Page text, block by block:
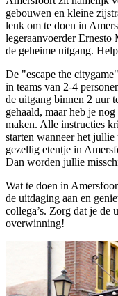
gebouwen en kleine
leuk om te doen in
legeraanvoerder
de geheime uitgang.
De "escape the
in teams van 2-4
de uitgang binnen 2 uur
gehaald, maar heb je
maken. Alle instructies
starten wanneer het
gezellig etentje in
Dan worden jullie
Wat te doen in
de uitdaging aan en
collega’s. Zorg dat je de
overwinning!